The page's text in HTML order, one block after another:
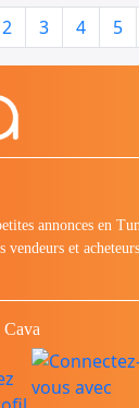
2 3 4 5
annonces en
vendeurs et
Cava